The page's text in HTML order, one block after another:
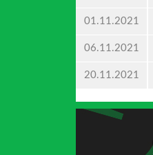
01.11.2021
06.11.2021
20.11.2021